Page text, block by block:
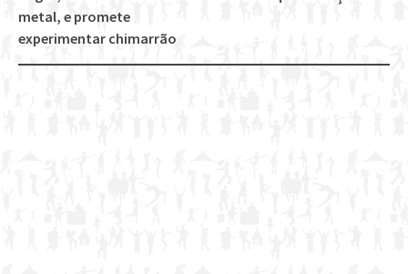
metal, e promete
experimentar chimarrão